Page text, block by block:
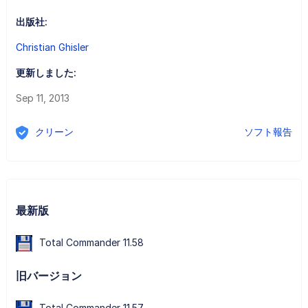
出版社:
Christian Ghisler
更新しました:
Sep 11, 2013
クリーン ソフト報告
最新版
Total Commander 11.58
旧バージョン